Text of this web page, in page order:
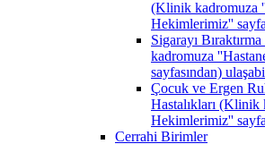
(Klinik kadromuza
Hekimlerimiz''
Sigarayı
kadromuza
sayfasından)
Çocuk ve Ergen
Hastalıkları (Klinik
Hekimlerimiz''
Cerrahi Birimler